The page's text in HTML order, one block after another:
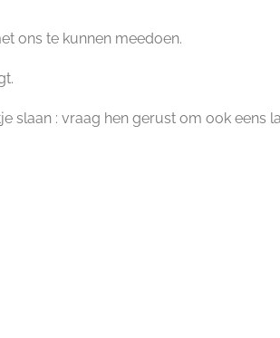
ons te kunnen meedoen.
slaan : vraag hen gerust om ook eens